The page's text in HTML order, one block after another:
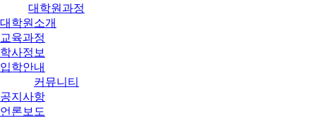
대학원과정
대학원소개
교육과정
학사정보
입학안내
커뮤니티
공지사항
언론보도